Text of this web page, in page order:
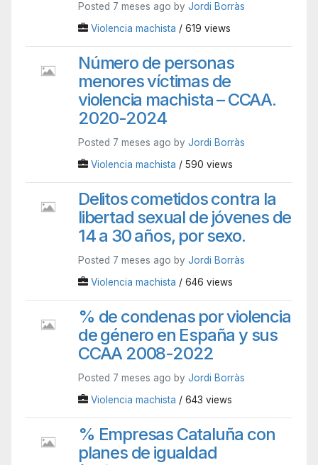
Posted 7 meses ago by Jordi Borràs
Violencia machista / 619 views
Número de personas
menores víctimas de
violencia machista – CCAA.
2020-2024
Posted 7 meses ago by Jordi Borràs
Violencia machista / 590 views
Delitos cometidos contra la
libertad sexual de jóvenes de
14 a 30 años, por sexo.
Posted 7 meses ago by Jordi Borràs
Violencia machista / 646 views
% de condenas por violencia
de género en España y sus
CCAA 2008-2022
Posted 7 meses ago by Jordi Borràs
Violencia machista / 643 views
% Empresas Cataluña con
planes de igualdad